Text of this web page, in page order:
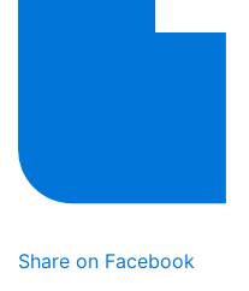
Share on Facebook